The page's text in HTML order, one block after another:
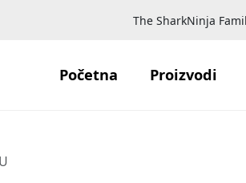
The SharkNinja
Početna Proizvodi